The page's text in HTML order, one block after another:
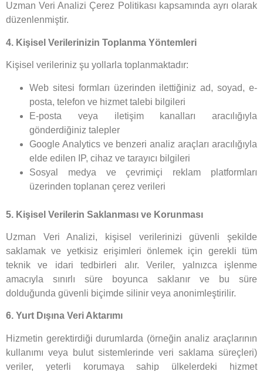
Uzman Veri Analizi Çerez Politikası kapsamında ayrı olarak
düzenlenmiştir.
4. Kişisel Verilerinizin Toplanma Yöntemleri
Kişisel verileriniz şu yollarla toplanmaktadır:
Web sitesi formları üzerinden ilettiğiniz ad, soyad, e-
posta, telefon ve hizmet talebi bilgileri
E-posta veya iletişim kanalları aracılığıyla
gönderdiğiniz talepler
Google Analytics ve benzeri analiz araçları aracılığıyla
elde edilen IP, cihaz ve tarayıcı bilgileri
Sosyal medya ve çevrimiçi reklam platformları
üzerinden toplanan çerez verileri
5. Kişisel Verilerin Saklanması ve Korunması
Uzman Veri Analizi, kişisel verilerinizi güvenli şekilde
saklamak ve yetkisiz erişimleri önlemek için gerekli tüm
teknik ve idari tedbirleri alır. Veriler, yalnızca işlenme
amacıyla sınırlı süre boyunca saklanır ve bu süre
dolduğunda güvenli biçimde silinir veya anonimleştirilir.
6. Yurt Dışına Veri Aktarımı
Hizmetin gerektirdiği durumlarda (örneğin analiz araçlarının
kullanımı veya bulut sistemlerinde veri saklama süreçleri)
veriler, yeterli korumaya sahip ülkelerdeki hizmet